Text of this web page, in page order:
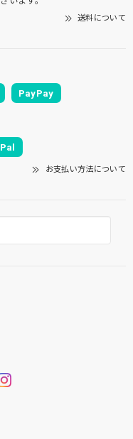
送料について
PayPay
お支払い方法について